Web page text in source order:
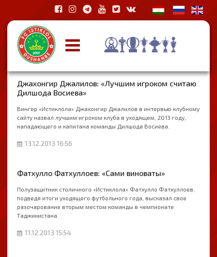
Джахонгир Джалилов: «Лучшим игроком считаю
Дилшода Восиева»
Вингер «Истиклола» Джахонгир Джалилов в интервью клубному
сайту назвал лучшим игроком клуба в уходящем, 2013 году,
нападающего и капитана команды Дилшода Восиева.
13.12.2013 16:56
Фатхулло Фатхуллоев: «Сами виноваты»
Полузащитник столичного «Истиклола» Фатхулло Фатхуллоев,
подведя итоги уходящего футбольного года, высказал свое
разочарование вторым местом команды в чемпионате
Таджикистана.
11.12.2013 15:54